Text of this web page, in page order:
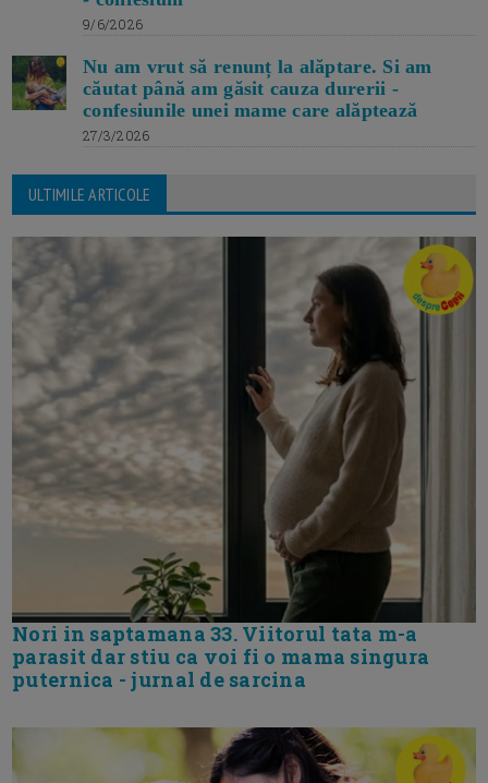
9/6/2026
Nu am vrut să renunț la alăptare. Si am
căutat până am găsit cauza durerii -
confesiunile unei mame care alăptează
27/3/2026
ULTIMILE ARTICOLE
Nori in saptamana 33. Viitorul tata m-a
parasit dar stiu ca voi fi o mama singura
puternica - jurnal de sarcina